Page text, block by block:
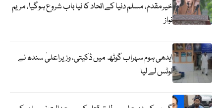
خیرمقدم، مسلم دنیا کے اتحاد کا نیا باب شروع ہوگیا، مریم
نواز
ایدھی ہوم سہراب گوٹھ میں ڈکیتی، وزیراعلیٰ سندھ نے
نوٹس لے لیا